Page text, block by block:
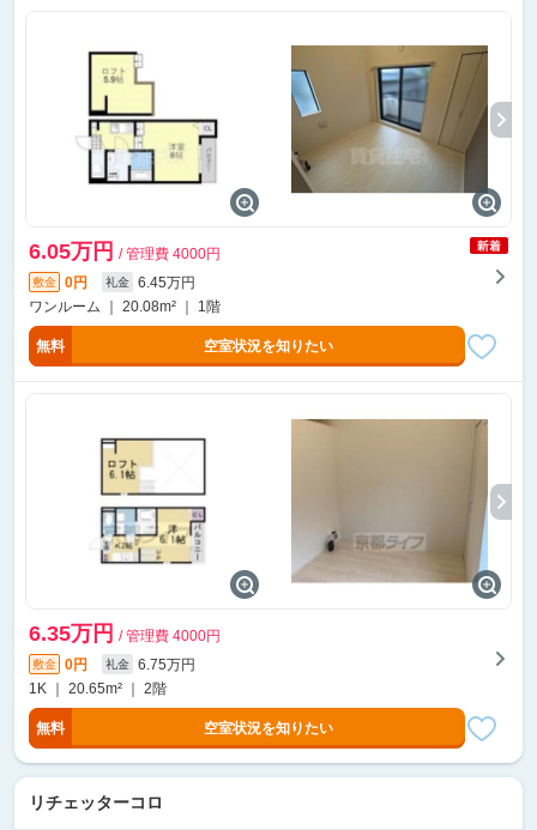
6.05万円 / 管理費 4000円
敷金 0円 礼金
6.45万円
ワンルーム ｜ 20.08m² ｜ 1階
無料 空室状況を知りたい
6.35万円 / 管理費 4000円
敷金 0円 礼金
6.75万円
1K ｜ 20.65m² ｜ 2階
無料 空室状況を知りたい
リチェッターコロ